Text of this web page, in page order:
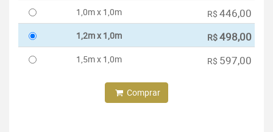
1,0m x 1,0m
R$ 446,00
1,2m x 1,0m R$498,00
1,5m x 1,0m R$ 597,00
Comprar